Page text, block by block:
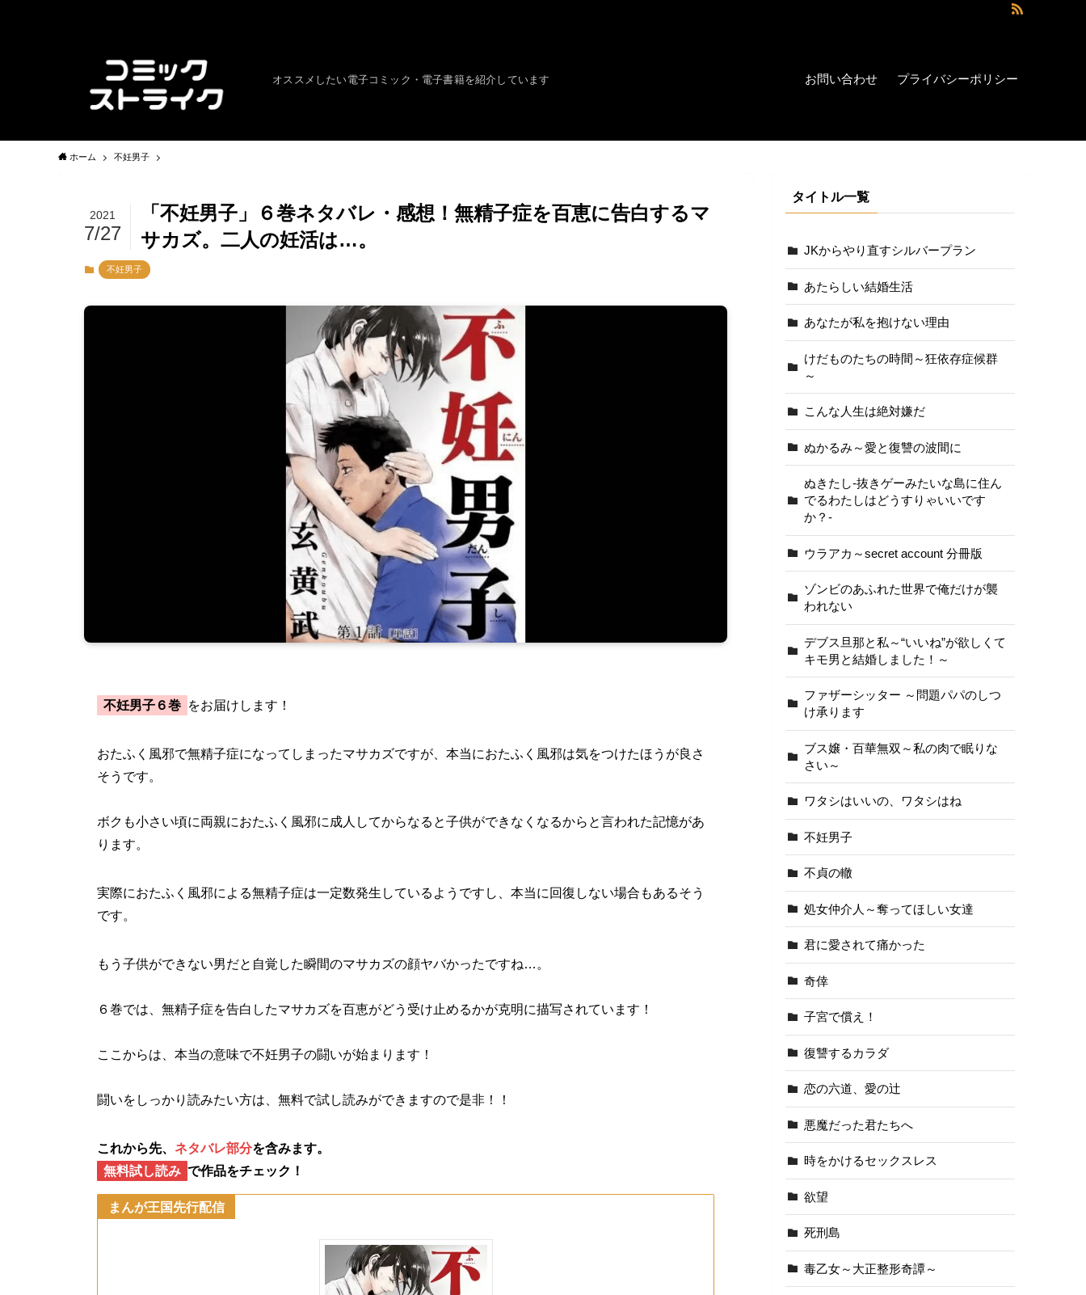
オススメしたい電子コミック・電子書籍を紹介しています お問い合わせ プライバシーポリシー
ホーム 不妊男子
「不妊男子」６巻ネタバレ・感想！無精子症を百恵に告白するマ
サカズ。二人の妊活は…。
2021
7/27
不妊男子
不妊男子６巻 をお届けします！
おたふく風邪で無精子症になってしまったマサカズですが、本当におたふく風邪は気をつけたほうが良さ
そうです。
ボクも小さい頃に両親におたふく風邪に成人してからなると子供ができなくなるからと言われた記憶があ
ります。
実際におたふく風邪による無精子症は一定数発生しているようですし、本当に回復しない場合もあるそう
です。
もう子供ができない男だと自覚した瞬間のマサカズの顔ヤバかったですね…。
６巻では、無精子症を告白したマサカズを百恵がどう受け止めるかが克明に描写されています！
ここからは、本当の意味で不妊男子の闘いが始まります！
闘いをしっかり読みたい方は、無料で試し読みができますので是非！！
これから先、 ネタバレ部分を含みます。
無料試し読み で作品をチェック！
まんが王国先行配信
タイトル一覧
JKからやり直すシルバープラン
あたらしい結婚生活
あなたが私を抱けない理由
けだものたちの時間～狂依存症候群
～
こんな人生は絶対嫌だ
ぬかるみ～愛と復讐の波間に
ぬきたし-抜きゲーみたいな島に住ん
でるわたしはどうすりゃいいです
か？-
ウラアカ～secret account 分冊版
ゾンビのあふれた世界で俺だけが襲
われない
デブス旦那と私～“いいね”が欲しくて
キモ男と結婚しました！～
ファザーシッター ～問題パパのしつ
け承ります
ブス嬢・百華無双～私の肉で眠りな
さい～
ワタシはいいの、ワタシはね
不妊男子
不貞の轍
処女仲介人～奪ってほしい女達
君に愛されて痛かった
奇倖
子宮で償え！
復讐するカラダ
恋の六道、愛の辻
悪魔だった君たちへ
時をかけるセックスレス
欲望
死刑島
毒乙女～大正整形奇譚～